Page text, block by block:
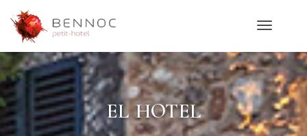
Toggle
EL HOTEL